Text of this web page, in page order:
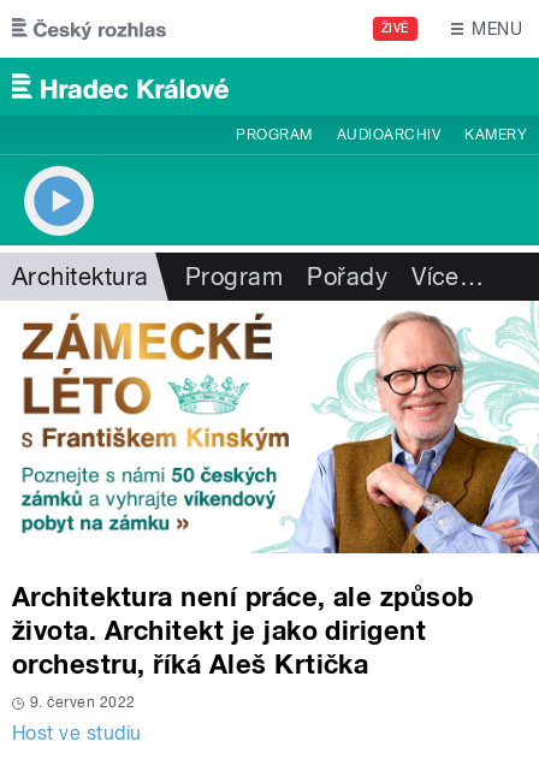
Přejít k hlavnímu obsahu
ŽIVĚ MENU
PROGRAM AUDIOARCHIV KAMERY
Architektura Program Pořady Více…
Architektura není práce, ale způsob
života. Architekt je jako dirigent
orchestru, říká Aleš Krtička
9. červen 2022
Host ve studiu